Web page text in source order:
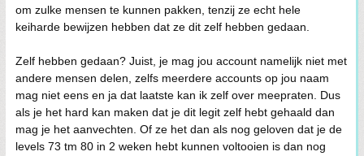
om zulke mensen te kunnen pakken, tenzij ze echt hele
keiharde bewijzen hebben dat ze dit zelf hebben gedaan.
Zelf hebben gedaan? Juist, je mag jou account namelijk niet met
andere mensen delen, zelfs meerdere accounts op jou naam
mag niet eens en ja dat laatste kan ik zelf over meepraten. Dus
als je het hard kan maken dat je dit legit zelf hebt gehaald dan
mag je het aanvechten. Of ze het dan als nog geloven dat je de
levels 73 tm 80 in 2 weken hebt kunnen voltooien is dan nog